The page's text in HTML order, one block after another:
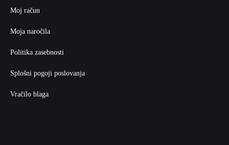
Moj račun
Moja naročila
Politika zasebnosti
Splošni pogoji poslovanja
Vračilo blaga